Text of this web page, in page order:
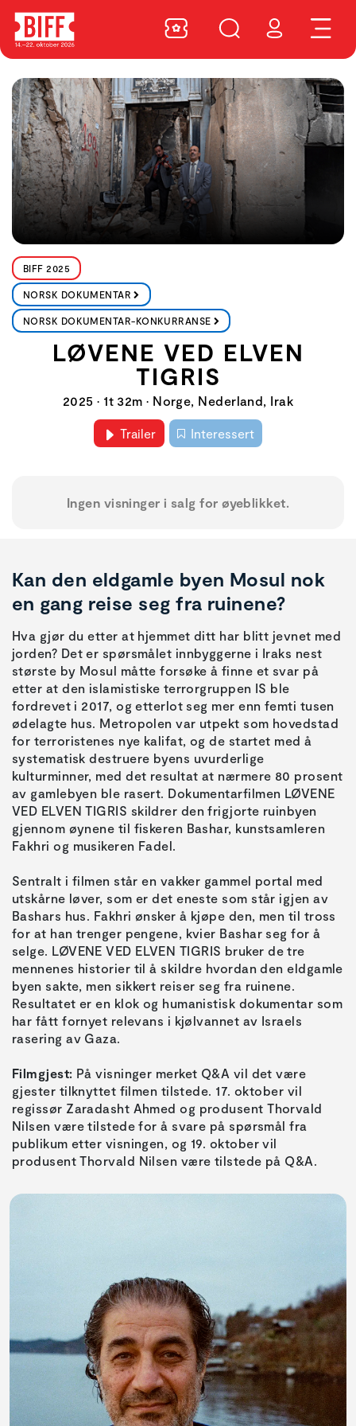
BIFF 2025
NORSK DOKUMENTAR
NORSK DOKUMENTAR-KONKURRANSE
LØVENE VED ELVEN
TIGRIS
2025 • 1t 32m • Norge, Nederland, Irak
Trailer Interessert
Ingen visninger i salg for øyeblikket.
Kan den eldgamle byen Mosul nok
en gang reise seg fra ruinene?
Hva gjør du etter at hjemmet ditt har blitt jevnet med
jorden? Det er spørsmålet innbyggerne i Iraks nest
største by Mosul måtte forsøke å finne et svar på
etter at den islamistiske terrorgruppen IS ble
fordrevet i 2017, og etterlot seg mer enn femti tusen
ødelagte hus. Metropolen var utpekt som hovedstad
for terroristenes nye kalifat, og de startet med å
systematisk destruere byens uvurderlige
kulturminner, med det resultat at nærmere 80 prosent
av gamlebyen ble rasert. Dokumentarfilmen LØVENE
VED ELVEN TIGRIS skildrer den frigjorte ruinbyen
gjennom øynene til fiskeren Bashar, kunstsamleren
Fakhri og musikeren Fadel.
Sentralt i filmen står en vakker gammel portal med
utskårne løver, som er det eneste som står igjen av
Bashars hus. Fakhri ønsker å kjøpe den, men til tross
for at han trenger pengene, kvier Bashar seg for å
selge. LØVENE VED ELVEN TIGRIS bruker de tre
mennenes historier til å skildre hvordan den eldgamle
byen sakte, men sikkert reiser seg fra ruinene.
Resultatet er en klok og humanistisk dokumentar som
har fått fornyet relevans i kjølvannet av Israels
rasering av Gaza.
Filmgjest: På visninger merket Q&A vil det være
gjester tilknyttet filmen tilstede. 17. oktober vil
regissør Zaradasht Ahmed og produsent Thorvald
Nilsen være tilstede for å svare på spørsmål fra
publikum etter visningen, og 19. oktober vil
produsent Thorvald Nilsen være tilstede på Q&A.